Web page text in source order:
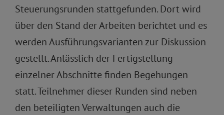
Steuerungsrunden stattgefunden. Dort wird
über den Stand der Arbeiten berichtet und es
werden Ausführungsvarianten zur Diskussion
gestellt. Anlässlich der Fertigstellung
einzelner Abschnitte finden Begehungen
statt. Teilnehmer dieser Runden sind neben
den beteiligten Verwaltungen auch die